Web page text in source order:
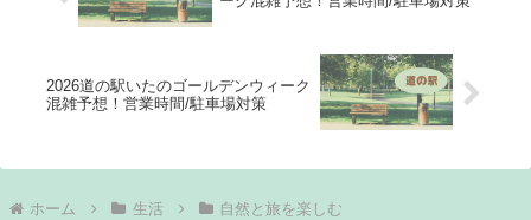
2026道の駅いたのゴールデンウィーク
混雑予想！営業時間/駐車場対策
ホーム 生活 自然と旅を楽しむ